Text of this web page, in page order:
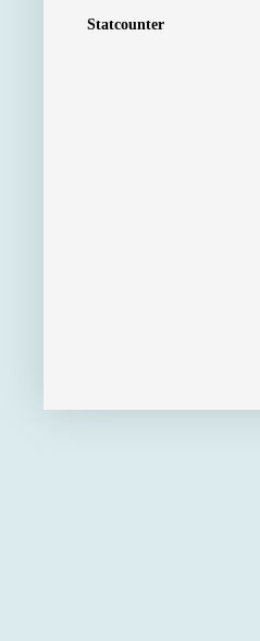
Statcounter